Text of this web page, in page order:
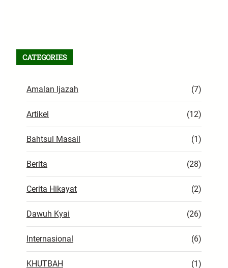
CATEGORIES
Amalan Ijazah (7)
Artikel (12)
Bahtsul Masail (1)
Berita (28)
Cerita Hikayat (2)
Dawuh Kyai (26)
Internasional (6)
KHUTBAH (1)